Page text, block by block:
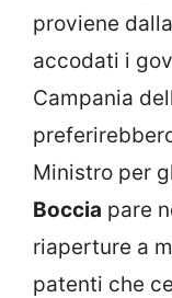
proviene
accodati i
Campania
Ministro per
Boccia pare
riaperture a
patenti che